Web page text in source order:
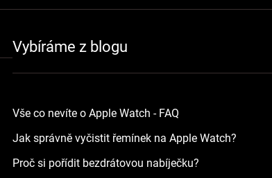
Vybíráme z blogu
Vše co nevíte o Apple Watch - FAQ
Jak správně vyčistit řemínek na Apple Watch?
Proč si pořídit bezdrátovou nabíječku?